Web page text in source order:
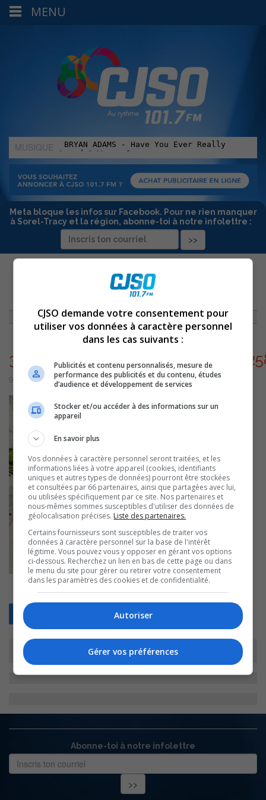
MUSIQUE
:
Meta bloque les infos sur Facebook. Pour ne rien manquer
à Sorel-Tracy et la région, abonne-toi à notre infolettre :
UNE JEUNE ENTREPRENEURE INSPIRANTE !
9 décembre 2022 | Par Équipe CJSO
Abonne-toi à notre infolettre
MENU
CJSO demande votre consentement pour
utiliser vos données à caractère personnel
dans les cas suivants :
Publicités et contenu personnalisés, mesure de
performance des publicités et du contenu, études
d’audience et développement de services
Stocker et/ou accéder à des informations sur un
appareil
En savoir plus
Vos données à caractère personnel seront traitées, et les
informations liées à votre appareil (cookies, identifiants
uniques et autres types de données) pourront être stockées
et consultées par 66 partenaires, ainsi que partagées avec lui,
ou utilisées spécifiquement par ce site. Nos partenaires et
nous-mêmes sommes susceptibles d'utiliser des données de
géolocalisation précises. Liste des partenaires.
Certains fournisseurs sont susceptibles de traiter vos
données à caractère personnel sur la base de l'intérêt
légitime. Vous pouvez vous y opposer en gérant vos options
ci-dessous. Recherchez un lien en bas de cette page ou dans
le menu du site pour gérer ou retirer votre consentement
dans les paramètres des cookies et de confidentialité.
Autoriser
Gérer vos préférences